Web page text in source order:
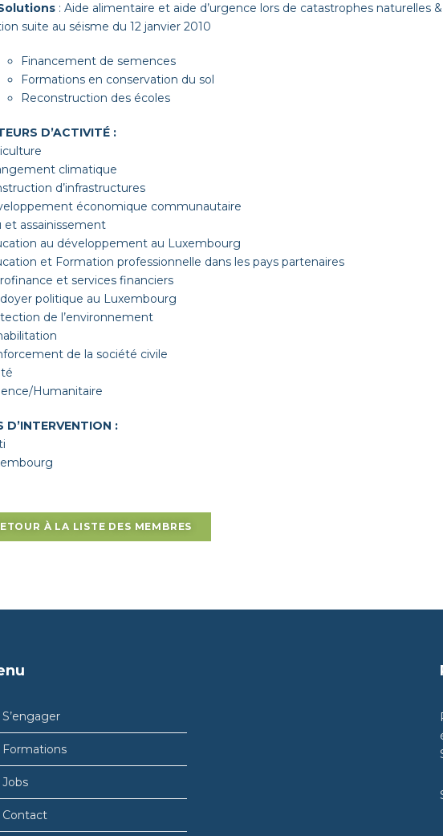
: Aide ali­men­taire et aide d’urgence lors de cat­a­stro­phes naturelles &
suite au séisme du 12 jan­vier 2010
Finance­ment de semences
For­ma­tions en con­ser­va­tion du sol
Recon­struc­tion des écoles
D’ACTIVITÉ :
climatique
d’infrastructures
économique communautaire
et assainissement
au développement au Luxembourg
et Formation professionnelle dans les pays partenaires
et services financiers
politique au Luxembourg
de l’environnement
de la société civile
Humanitaire
D’INTERVENTION :
À LA LISTE DES MEMBRES
S’engager
Formations
Jobs
Contact